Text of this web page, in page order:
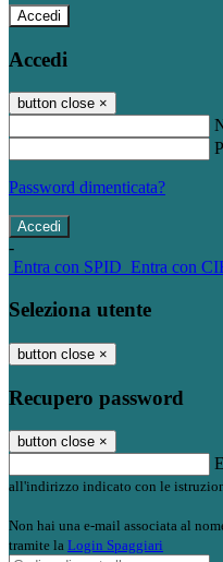
Accedi
Accedi
button close ×
Password dimenticata?
-
Entra con SPID Entra con
Seleziona utente
button close ×
Recupero password
button close ×
all'indirizzo indicato con le
Non hai una e-mail associata al
tramite la Login Spaggiari